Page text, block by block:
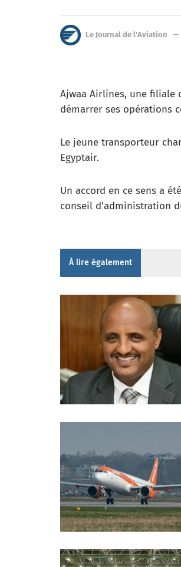
Le Journal de l'Aviation
Ajwaa Airlines, une filiale
démarrer ses opérations
Le jeune transporteur
Egyptair.
Un accord en ce sens a
conseil d’administration
À lire également